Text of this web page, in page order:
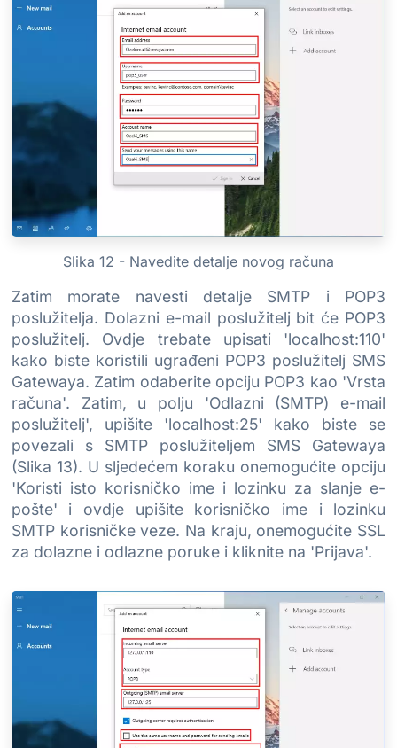
Slika 12 - Navedite detalje novog računa
Zatim morate navesti detalje SMTP i POP3
poslužitelja. Dolazni e-mail poslužitelj bit će POP3
poslužitelj. Ovdje trebate upisati 'localhost:110'
kako biste koristili ugrađeni POP3 poslužitelj SMS
Gatewaya. Zatim odaberite opciju POP3 kao 'Vrsta
računa'. Zatim, u polju 'Odlazni (SMTP) e-mail
poslužitelj', upišite 'localhost:25' kako biste se
povezali s SMTP poslužiteljem SMS Gatewaya
(Slika 13). U sljedećem koraku onemogućite opciju
'Koristi isto korisničko ime i lozinku za slanje e-
pošte' i ovdje upišite korisničko ime i lozinku
SMTP korisničke veze. Na kraju, onemogućite SSL
za dolazne i odlazne poruke i kliknite na 'Prijava'.